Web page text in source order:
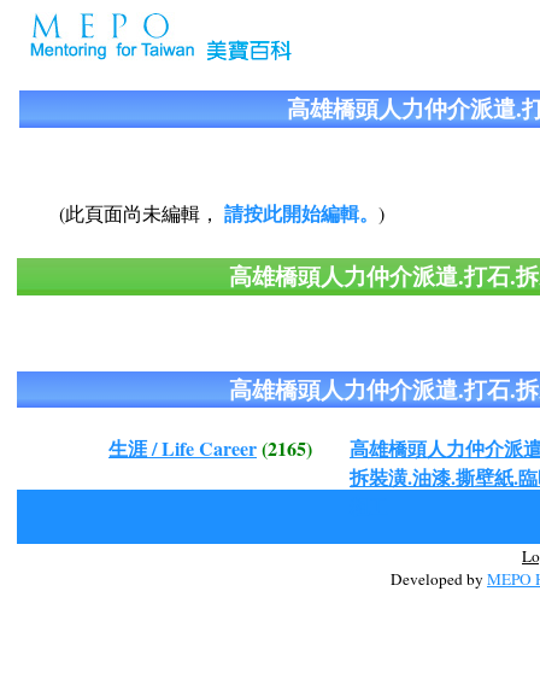
高雄橋頭人力仲介派遣.
(此頁面尚未編輯， 請按此開始編輯。 )
高雄橋頭人力仲介派遣.打石.
高雄橋頭人力仲介派遣.打石.
生涯 / Life Career(2165)
高雄橋頭人力仲介派
拆裝潢.油漆.撕壁紙.
Developed by MEPO